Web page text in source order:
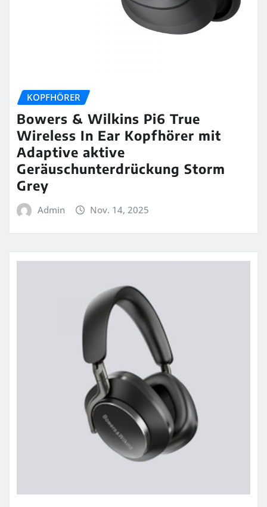
KOPFHÖRER
Bowers & Wilkins Pi6 True
Wireless In Ear Kopfhörer mit
Adaptive aktive
Geräuschunterdrückung Storm
Grey
Admin Nov. 14, 2025